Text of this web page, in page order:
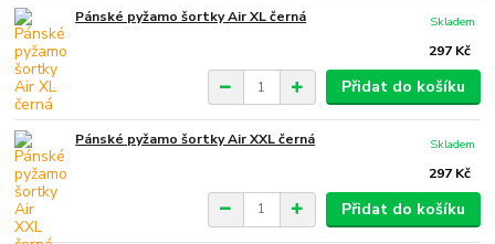
Pánské pyžamo šortky Air XL černá
297 Kč
Skladem
Přidat do košíku
Pánské pyžamo šortky Air XXL černá
297 Kč
Skladem
Přidat do košíku